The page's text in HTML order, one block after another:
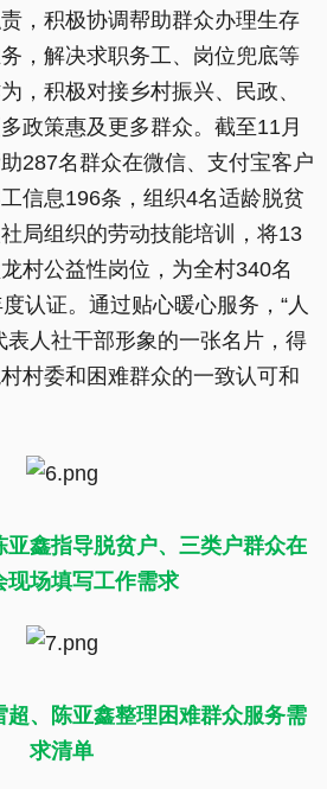
，积极协调帮助群众办理生存
，解决求职务工、岗位兜底等
，积极对接乡村振兴、民政、
政策惠及更多群众。截至11月
287名群众在微信、支付宝客户
信息196条，组织4名适龄脱贫
局组织的劳动技能培训，将13
村公益性岗位，为全村340名
认证。通过贴心暖心服务，“人
表人社干部形象的一张名片，得
村委和困难群众的一致认可和
鑫指导脱贫户、三类户群众在
现场填写工作需求
、陈亚鑫整理困难群众服务需
求清单